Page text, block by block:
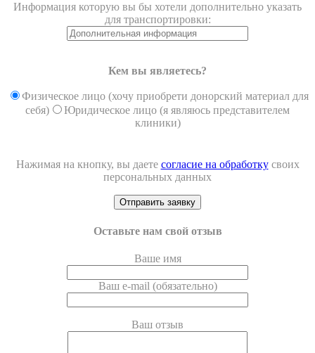
Информация которую вы бы хотели дополнительно указать
для транспортировки:
Кем вы являетесь?
Физическое лицо (хочу приобрети донорский материал для
себя)
Юридическое лицо (я являюсь представителем
клиники)
Нажимая на кнопку, вы даете согласие на обработкусвоих
персональных данных
Оставьте нам свой отзыв
Ваше имя
Ваш e-mail (обязательно)
Ваш отзыв